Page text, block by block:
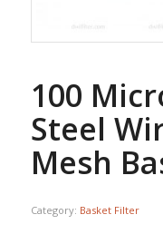
100
Steel
Mesh
Category: Basket Filter